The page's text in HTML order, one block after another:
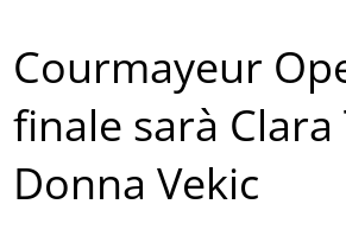
Courmayeur
finale sarà Clara
Donna Vekic